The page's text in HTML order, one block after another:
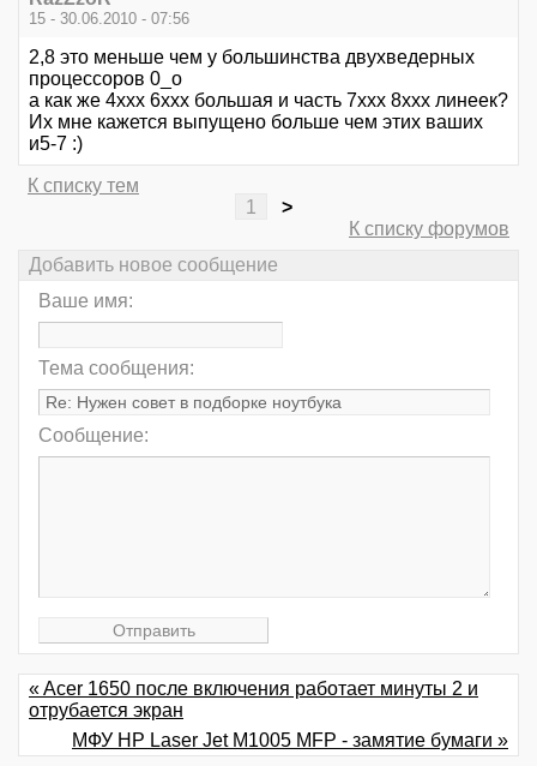
15 - 30.06.2010 - 07:56
2,8 это меньше чем у большинства двухведерных
процессоров 0_о
а как же 4ххх 6ххх большая и часть 7ххх 8ххх линеек?
Их мне кажется выпущено больше чем этих ваших
и5-7 :)
К списку тем
1
>
К списку форумов
Добавить новое сообщение
Ваше имя:
Тема сообщения:
Сообщение:
« Acer 1650 после включения работает минуты 2 и
отрубается экран
МФУ HP Laser Jet M1005 MFP - замятие бумаги »